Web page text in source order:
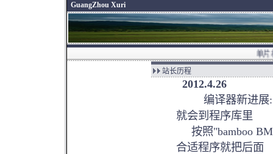
GuangZhou Xuri
单片机之家
站长历程
2012.4.26
编译器新进展
就会到程序库里
按照"bamboo
合适程序就把后面